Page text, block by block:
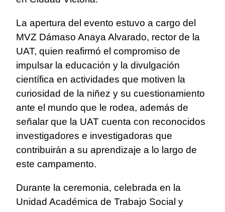
La apertura del evento estuvo a cargo del
MVZ Dámaso Anaya Alvarado, rector de la
UAT, quien reafirmó el compromiso de
impulsar la educación y la divulgación
científica en actividades que motiven la
curiosidad de la niñez y su cuestionamiento
ante el mundo que le rodea, además de
señalar que la UAT cuenta con reconocidos
investigadores e investigadoras que
contribuirán a su aprendizaje a lo largo de
este campamento.
Durante la ceremonia, celebrada en la
Unidad Académica de Trabajo Social y